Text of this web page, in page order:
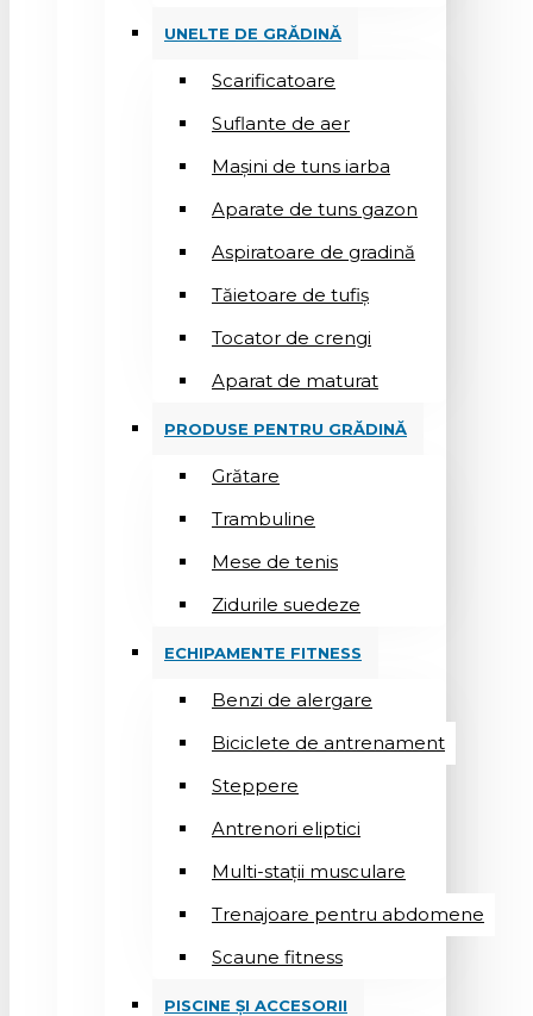
UNELTE DE GRĂDINĂ
Scarificatoare
Suflantе de aer
Mașini de tuns iarba
Aparate de tuns gazon
Aspiratoare de gradină
Tăietoare de tufiș
Tocator de crengi
Aparat de maturat
PRODUSE PENTRU GRĂDINĂ
Grătare
Trambuline
Mese de tenis
Zidurile suedeze
ECHIPAMENTE FITNESS
Benzi de alergare
Biciclete de antrenament
Steppere
Antrenori eliptici
Multi-stații musculare
Trenajoare pentru abdomene
Scaune fitness
PISCINE ȘI ACCESORII